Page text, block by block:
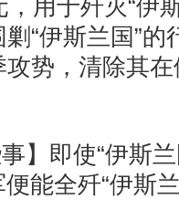
用于歼灭“伊
“伊斯兰国”的
势，清除其